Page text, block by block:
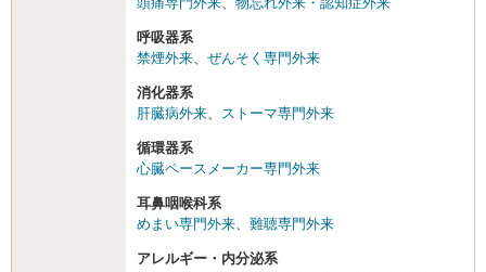
呼吸器系
禁煙外来
ぜんそく専門外来
消化器系
肝臓病外来
ストーマ専門外来
循環器系
心臓ペースメーカー専門外来
耳鼻咽喉科系
めまい専門外来
難聴専門外来
アレルギー・内分泌系